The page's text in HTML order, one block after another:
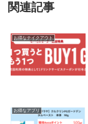
関連記事
お得なテイクアウト
お得なアプリ